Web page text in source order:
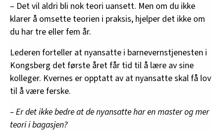
– Det vil aldri bli nok teori uansett. Men om du ikke
klarer å omsette teorien i praksis, hjelper det ikke om
du har tre eller fem år.
Lederen forteller at nyansatte i barnevernstjenesten i
Kongsberg det første året får tid til å lære av sine
kolleger. Kvernes er opptatt av at nyansatte skal få lov
til å være ferske.
– Er det ikke bedre at de nyansatte har en master og mer
teori i bagasjen?